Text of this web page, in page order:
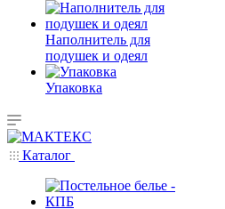
Наполнитель для
подушек и одеял
Упаковка
Каталог